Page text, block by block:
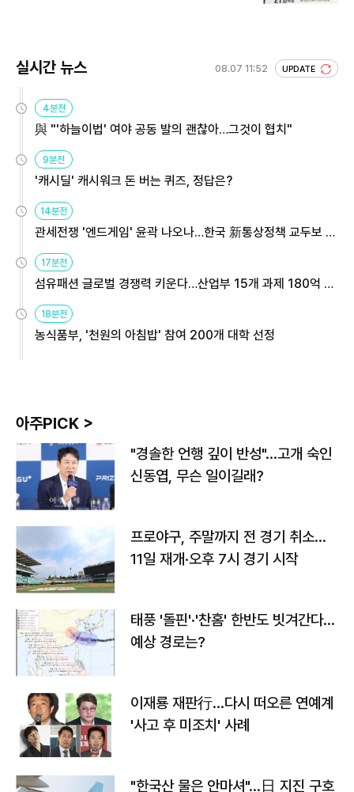
실시간 뉴스 08.07 11:52 UPDATE
4분전
與 "'하늘이법' 여야 공동 발의 괜찮아…그것이 협치"
9분전
'캐시딜' 캐시워크 돈 버는 퀴즈, 정답은?
14분전
관세전쟁 '엔드게임' 윤곽 나오나…한국 新통상정책 교두보 활
17분전
섬유패션 글로벌 경쟁력 키운다…산업부 15개 과제 180억 지
18분전
농식품부, '천원의 아침밥' 참여 200개 대학 선정
아주PICK >
"경솔한 언행 깊이 반성"…고개 숙인
신동엽, 무슨 일이길래?
프로야구, 주말까지 전 경기 취소…
11일 재개·오후 7시 경기 시작
태풍 '돌핀'·'찬홈' 한반도 빗겨간다…
예상 경로는?
이재룡 재판行…다시 떠오른 연예계
'사고 후 미조치' 사례
"한국산 물은 안마셔"…日 지진 구호